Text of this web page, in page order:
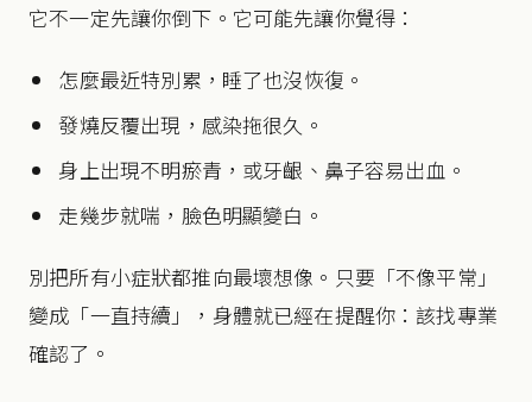
它不一定先讓你倒下。它可能先讓你覺得：
怎麼最近特別累，睡了也沒恢復。
發燒反覆出現，感染拖很久。
身上出現不明瘀青，或牙齦、鼻子容易出血。
走幾步就喘，臉色明顯變白。
別把所有小症狀都推向最壞想像。只要「不像平常」
變成「一直持續」，身體就已經在提醒你：該找專業
確認了。